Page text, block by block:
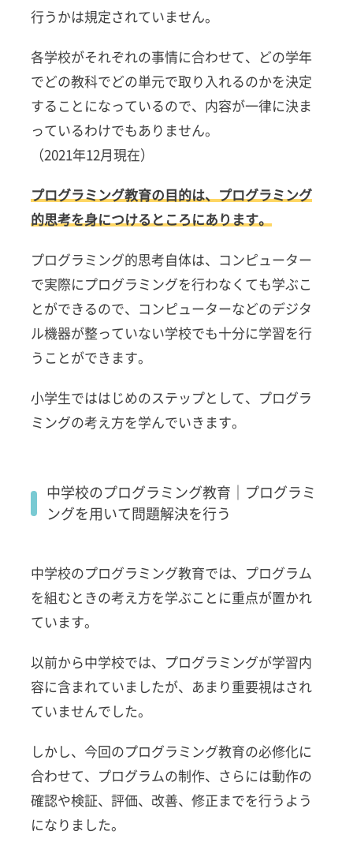
育｜プ
ログラ
を用い
て問題
解決を
行う
2.3
高等学
ミング
教育｜
ラミン
グの考
え方を
使える
なる
3
グラ
ミン
グ教
題点
｜自
は対
応が
てい
プロ
グラ
育に
おす
すめ
の教
材・
行うかは規定されていません。
各学校がそれぞれの事情に合わせて、どの学年
でどの教科でどの単元で取り入れるのかを決定
することになっているので、内容が一律に決ま
っているわけでもありません。
（2021年12月現在）
プログラミング教育の目的は、プログラミング
的思考を身につけるところにあります。
プログラミング的思考自体は、コンピューター
で実際にプログラミングを行わなくても学ぶこ
とができるので、コンピューターなどのデジタ
ル機器が整っていない学校でも十分に学習を行
うことができます。
小学生でははじめのステップとして、プログラ
ミングの考え方を学んでいきます。
中学校のプログラミング教育｜プログラミ
ングを用いて問題解決を行う
中学校のプログラミング教育では、プログラム
を組むときの考え方を学ぶことに重点が置かれ
ています。
以前から中学校では、プログラミングが学習内
容に含まれていましたが、あまり重要視はされ
ていませんでした。
しかし、今回のプログラミング教育の必修化に
合わせて、プログラムの制作、さらには動作の
確認や検証、評価、改善、修正までを行うよう
になりました。